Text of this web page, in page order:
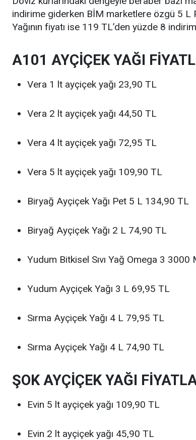
indirime giderken BİM marketlere özgü 5 L
Yağının fiyatı ise 119 TL’den yüzde 8
A101 AYÇİÇEK YAĞI
Vera 1 lt ayçiçek yağı 23,90 TL
Vera 2 lt ayçiçek yağı 44,50 TL
Vera 4 lt ayçiçek yağı 72,95 TL
Vera 5 lt ayçiçek yağı 109,90 TL
Biryağ Ayçiçek Yağı Pet 5 L 134,90 TL
Biryağ Ayçiçek Yağı 2 L 74,90 TL
Yudum Bitkisel Sıvı Yağ Omega 3
Yudum Ayçiçek Yağı 3 L 69,95 TL
Sırma Ayçiçek Yağı 4 L 79,95 TL
Sırma Ayçiçek Yağı 4 L 74,90 TL
ŞOK AYÇİÇEK YAĞI
Evin 5 lt ayçiçek yağı 109,90 TL
Evin 2 lt ayçiçek yağı 45,90 TL